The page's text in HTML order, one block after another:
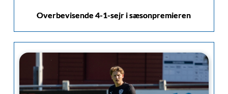
Overbevisende 4-1-sejr i sæsonpremieren